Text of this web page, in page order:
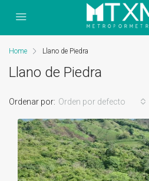
Home Llano de Piedra
Llano de Piedra
Ordenar por: Orden por defecto